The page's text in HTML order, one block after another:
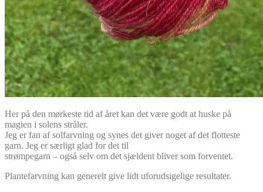
Her på den mørkeste tid af året kan det være godt at huske på
magien i solens stråler.
Jeg er fan af solfarvning og synes det giver noget af det flotteste
garn. Jeg er særligt glad for det til
strømpegarn – også selv om det sjældent bliver som forventet.
Plantefarvning kan generelt give lidt uforudsigelige resultater.